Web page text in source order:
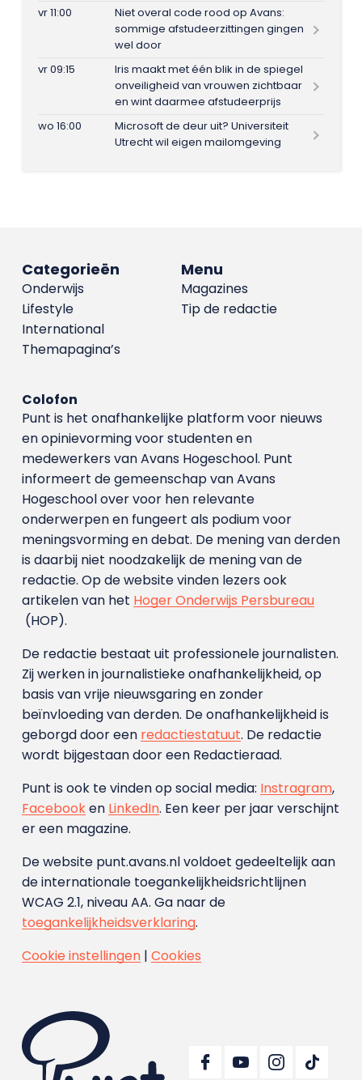
vr 11:00
Niet overal code rood op Avans:
sommige afstudeerzittingen gingen
wel door
vr 09:15
Iris maakt met één blik in de spiegel
onveiligheid van vrouwen zichtbaar
en wint daarmee afstudeerprijs
wo 16:00
Microsoft de deur uit? Universiteit
Utrecht wil eigen mailomgeving
Menu
Magazines
Tip de redactie
Categorieën
Onderwijs
Lifestyle
International
Themapagina’s
Colofon
Punt is het onafhankelijke platform voor nieuws
en opinievorming voor studenten en
medewerkers van Avans Hoge­school. Punt
informeert de gemeenschap van Avans
Hogeschool over voor hen relevante
onderwerpen en fungeert als podium voor
meningsvorming en debat. De mening van derden
is daarbij niet noodzakelijk de mening van de
redactie. Op de website vinden lezers ook
artikelen van het Hoger Onderwijs Persbureau
(HOP).
De redactie bestaat uit professionele journalisten.
Zij werken in journalistieke onafhankelijkheid, op
basis van vrije nieuwsgaring en zonder
beïnvloeding van derden. De onafhankelijkheid is
geborgd door een redactiestatuut. De redactie
wordt bijgestaan door een Redactieraad.
Punt is ook te vinden op social media: Instragram,
Facebooken LinkedIn. Een keer per jaar verschijnt
er een magazine.
De website punt.avans.nl voldoet gedeeltelijk aan
de internationale toegankelijkheidsrichtlijnen
WCAG 2.1, niveau AA. Ga naar de
toegankelijkheidsverklaring.
Cookie instellingen| Cookies